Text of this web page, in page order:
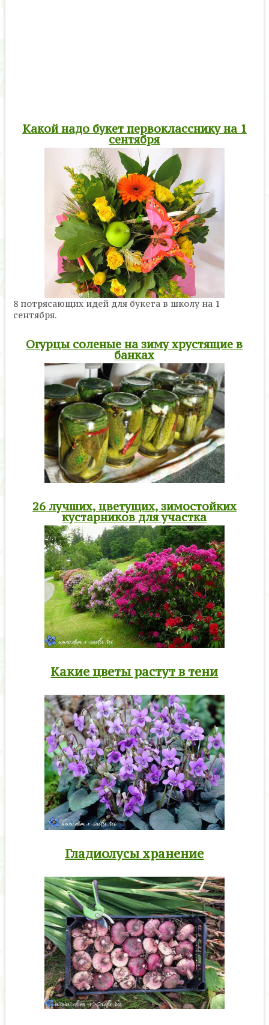
Какой надо букет первокласснику на 1
сентября
8 потрясающих идей для букета в школу на 1
сентября.
Огурцы соленые на зиму хрустящие в
банках
26 лучших, цветущих, зимостойких
кустарников для участка
Какие цветы растут в тени
Гладиолусы хранение